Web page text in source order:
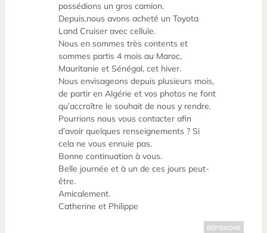
possédions un gros camion.
Depuis,nous avons acheté un Toyota
Land Cruiser avec cellule.
Nous en sommes très contents et
sommes partis 4 mois au Maroc,
Mauritanie et Sénégal, cet hiver.
Nous envisageons depuis plusieurs mois,
de partir en Algérie et vos photos ne font
qu’accroître le souhait de nous y rendre.
Pourrions nous vous contacter afin
d’avoir quelques renseignements ? Si
cela ne vous ennuie pas.
Bonne continuation à vous.
Belle journée et à un de ces jours peut-
être.
Amicalement.
Catherine et Philippe
RÉPONDRE